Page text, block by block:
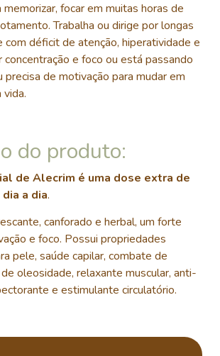
focar em muitas horas de
Trabalha ou dirige por longas
com déficit de atenção, hiperatividade e
e foco ou está passando
precisa de motivação para mudar em
vida.
do produto:
de Alecrim é uma dose extra de
a dia.
canforado e herbal, um forte
e foco. Possui propriedades
pele, saúde capilar, combate de
oleosidade, relaxante muscular, anti-
e estimulante circulatório.